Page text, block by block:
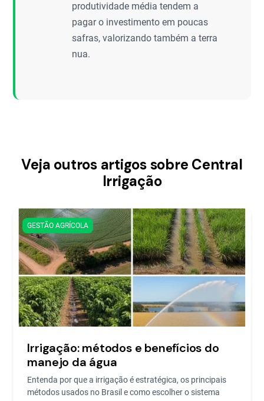
produtividade média tendem a
pagar o investimento em poucas
safras, valorizando também a terra
nua.
Veja outros artigos sobre Central
Irrigação
GESTÃO AGRÍCOLA
Irrigação: métodos e benefícios do
manejo da água
Entenda por que a irrigação é estratégica, os principais
métodos usados no Brasil e como escolher o sistema